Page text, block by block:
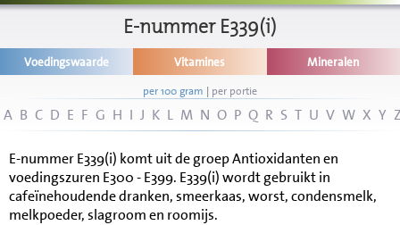
Disclaimer
E-nummer E339(i)
Voedingswaarde Vitamines Mineralen
per 100 gram | per portie
A B C D E F G H I J K L M N O P Q R S T U V W X Y
E-nummer E339(i) komt uit de groep Antioxidanten en
voedingszuren E300 - E399. E339(i) wordt gebruikt in
cafeïnehoudende dranken, smeerkaas, worst, condensmelk,
melkpoeder, slagroom en roomijs.